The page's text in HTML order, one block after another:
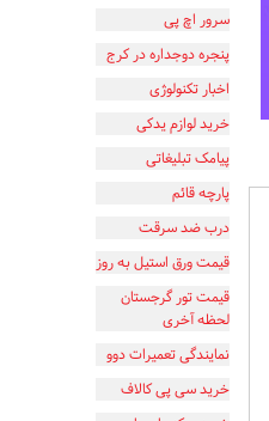
سرور اچ پی
پنجره دوجداره در کرج
اخبار تکنولوژی
خرید لوازم یدکی
پیامک تبلیغاتی
پارچه قائم
درب ضد سرقت
قیمت ورق استیل به روز
قیمت تور گرجستان
لحظه آخری
نمایندگی تعمیرات دوو
خرید سی پی کالاف